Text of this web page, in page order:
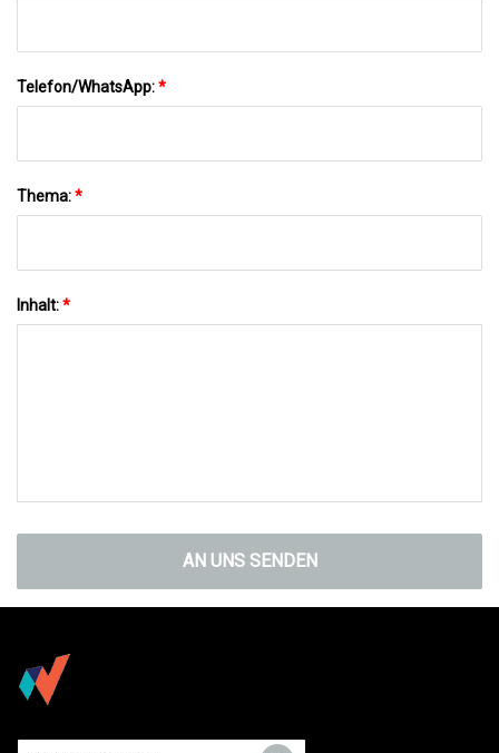
Telefon/WhatsApp:*
Thema:*
Inhalt:*
AN UNS SENDEN